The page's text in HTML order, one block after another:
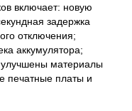
включает: новую
задержка
отключения;
аккумулятора;
улучшены материалы
печатные платы и